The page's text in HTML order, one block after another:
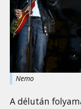
Nemo
A délután